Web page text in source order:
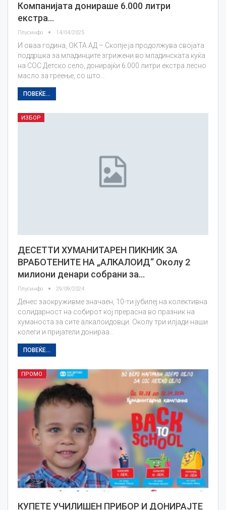
Компанијата донираше 6.000 литри
екстра…
Плусинфо 14/04/2025
И оваа година, ОКТА АД – Скопје ја продолжува својата
поддршка за младинците згрижени во младинската куќа
на СОС Детско село, донирајќи 6.000 литри екстра лесно
масло за греење, со што…
ПОВЕЌЕ...
ИЗБОР
ДЕСЕТТИ ХУМАНИТАРЕН ПИКНИК ЗА
ВРАБОТЕНИТЕ НА „АЛКАЛОИД“ Околу 2
милиони денари собрани за…
Плусинфо 29/09/2024
Денес заокруживме значаен, 10-ти јубилеј на колективна
солидарност на собирот кој прерасна во празник на
хуманоста за сите алкалоидовци. Околу три илјади наши
колеги и пријатели донираа…
ПОВЕЌЕ...
ПРОМО
КУПЕТЕ УЧИЛИШЕН ПРИБОР И ДОНИРАЈТЕ